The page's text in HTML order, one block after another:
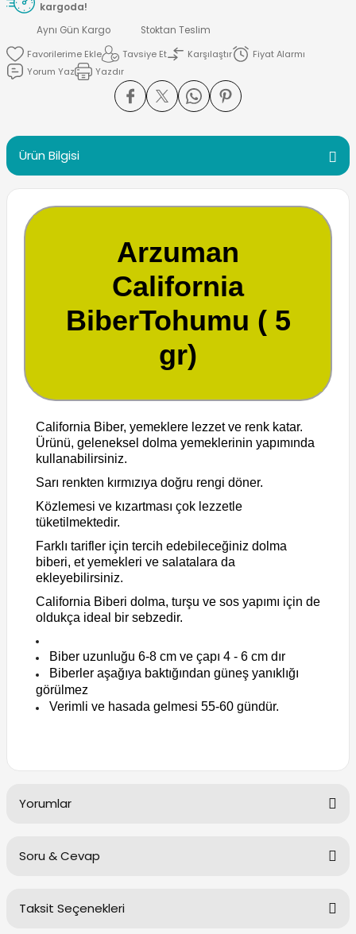
kargoda!
Aynı Gün Kargo
Stoktan Teslim
Tavsiye Et
Karşılaştır
Fiyat Alarmı
Yorum Yaz
Yazdır
Ürün Bilgisi
Arzuman
California
BiberTohumu ( 5
gr)
California Biber, yemeklere lezzet ve renk katar.
Ürünü, geleneksel dolma yemeklerinin yapımında
kullanabilirsiniz.
Sarı renkten kırmızıya doğru rengi döner.
Közlemesi ve kızartması çok lezzetle
tüketilmektedir.
Farklı tarifler için tercih edebileceğiniz dolma
biberi, et yemekleri ve salatalara da
ekleyebilirsiniz.
California Biberi dolma, turşu ve sos yapımı için de
oldukça ideal bir sebzedir.
Biber uzunluğu 6-8 cm ve çapı 4 - 6 cm dır
Biberler aşağıya baktığından güneş yanıklığı
görülmez
Verimli ve hasada gelmesi 55-60 gündür.
Yorumlar
Soru & Cevap
Taksit Seçenekleri